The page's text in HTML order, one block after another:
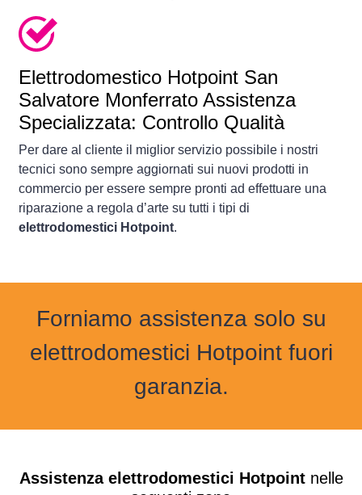
Elettrodomestico Hotpoint San
Salvatore Monferrato Assistenza
Specializzata: Controllo Qualità
Per dare al cliente il miglior servizio possibile i nostri
tecnici sono sempre aggiornati sui nuovi prodotti in
commercio per essere sempre pronti ad effettuare una
riparazione a regola d’arte su tutti i tipi di
elettrodomestici Hotpoint.
Forniamo assistenza solo su
elettrodomestici Hotpoint fuori
garanzia.
Assistenza elettrodomestici Hotpointnelle